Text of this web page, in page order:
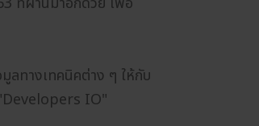
ลทางเทคนิคต่าง ๆ ให้กับ
"Developers IO"